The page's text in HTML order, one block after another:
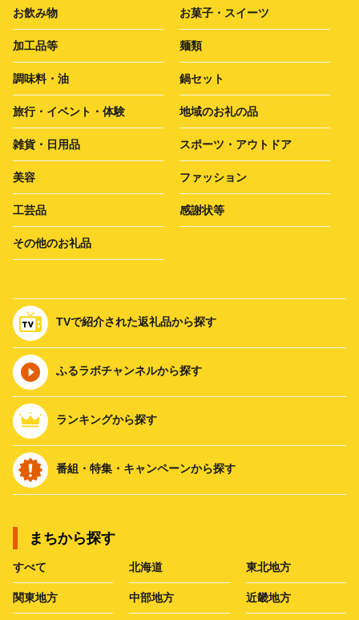
お飲み物 お菓子・スイーツ
加工品等 麺類
調味料・油 鍋セット
旅行・イベント・体験 地域のお礼の品
雑貨・日用品 スポーツ・アウトドア
美容 ファッション
工芸品 感謝状等
その他のお礼品
TVで紹介された返礼品から探す
ふるラボチャンネルから探す
ランキングから探す
番組・特集・キャンペーンから探す
まちから探す
すべて 北海道 東北地方
関東地方 中部地方 近畿地方